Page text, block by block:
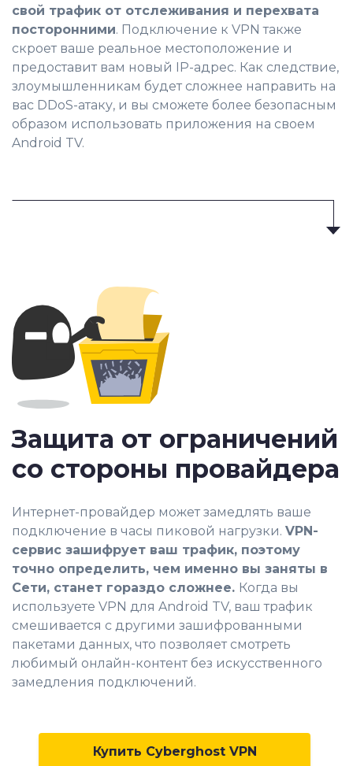
свой трафик от отслеживания и перехвата
посторонними. Подключение к VPN также
скроет ваше реальное местоположение и
предоставит вам новый IP-адрес. Как следствие,
злоумышленникам будет сложнее направить на
вас DDoS-атаку, и вы сможете более безопасным
образом использовать приложения на своем
Android TV.
Интернет-провайдер может замедлять ваше
подключение в часы пиковой нагрузки. VPN-
сервис зашифрует ваш трафик, поэтому
точно определить, чем именно вы заняты в
Сети, станет гораздо сложнее. Когда вы
используете VPN для Android TV, ваш трафик
смешивается с другими зашифрованными
пакетами данных, что позволяет смотреть
любимый онлайн-контент без искусственного
замедления подключений.
Купить Cyberghost VPN
Защита от ограничений
со стороны провайдера